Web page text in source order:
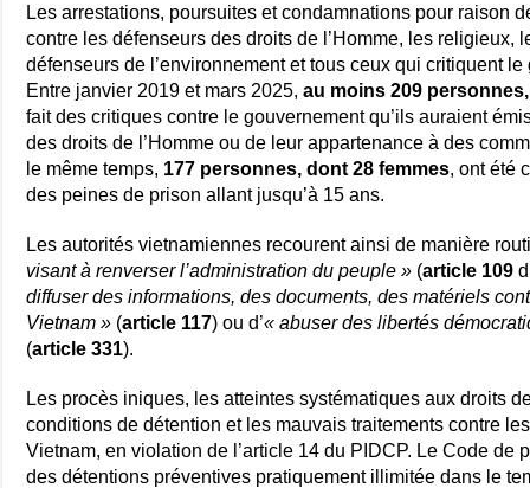
Les arrestations, poursuites et condamnations pour raison
contre les défenseurs des droits de l’Homme, les religieux,
défenseurs de l’environnement et tous ceux qui critiquent
Entre janvier 2019 et mars 2025,au moins 209
fait des critiques contre le gouvernement qu’ils auraient
des droits de l’Homme ou de leur appartenance à des
le même temps, 177 personnes, dont 28 femmes, ont été
des peines de prison allant jusqu’à 15 ans.
Les autorités vietnamiennes recourent ainsi de manière
visant à renverser l’administration du peuple » (article 109
diffuser des informations, des documents, des matériels
Vietnam » (article 117) ou d’« abuser des libertés
(article 331).
Les procès iniques, les atteintes systématiques aux droits
conditions de détention et les mauvais traitements contre
Vietnam, en violation de l’article 14 du PIDCP. Le Code de
des détentions préventives pratiquement illimitée dans le